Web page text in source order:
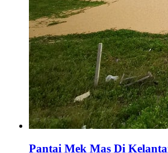
Pantai Mek Mas Di